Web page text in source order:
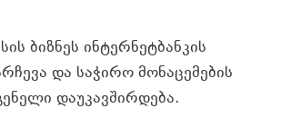
ბიზნეს ინტერნეტბანკის
და საჭირო მონაცემების
დაუკავშირდება.